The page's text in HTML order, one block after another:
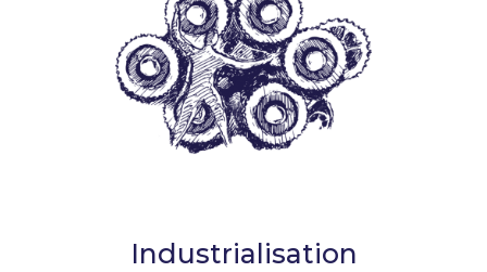
Industrialisation